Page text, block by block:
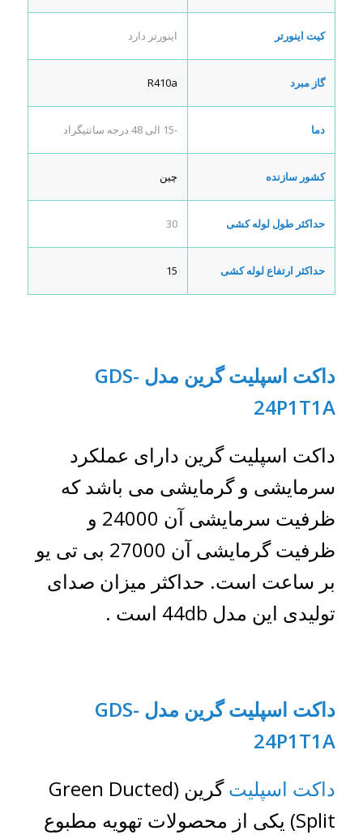
کیت اینورتر اینورتر دارد
گاز مبرد R410a
دما -15 الی 48 درجه سانتیگراد
کشور سازنده چین
حداکثر طول لوله کشی 30
حداکثر ارتفاع لوله کشی 15
داکت اسپلیت گرین مدل GDS-
24P1T1A
داکت اسپلیت گرین دارای عملکرد
سرمایشی و گرمایشی می باشد که
ظرفیت سرمایشی آن 24000 و
ظرفیت گرمایشی آن 27000 بی تی یو
بر ساعت است. حداکثر میزان صدای
تولیدی این مدل 44db است .
داکت اسپلیت گرین مدل GDS-
24P1T1A
داکت اسپلیت
گرین (Green Ducted
Split) یکی از محصولات تهویه مطبوع